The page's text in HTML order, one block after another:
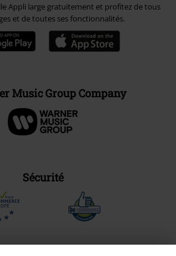
Appli large gratuitement et profitez de tous
et de toutes ses fonctionnalités.
Music Group Company
Sécurité